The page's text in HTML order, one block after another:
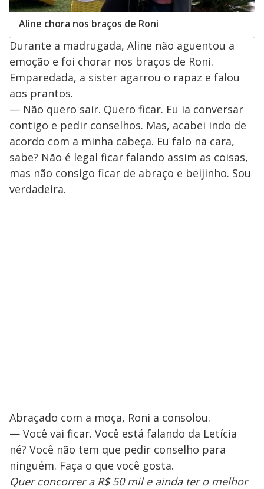
Aline chora nos braços de Roni
Durante a madrugada, Aline não aguentou a
emoção e foi chorar nos braços de Roni.
Emparedada, a sister agarrou o rapaz e falou
aos prantos.
— Não quero sair. Quero ficar. Eu ia conversar
contigo e pedir conselhos. Mas, acabei indo de
acordo com a minha cabeça. Eu falo na cara,
sabe? Não é legal ficar falando assim as coisas,
mas não consigo ficar de abraço e beijinho. Sou
verdadeira.
Abraçado com a moça, Roni a consolou.
— Você vai ficar. Você está falando da Letícia
né? Você não tem que pedir conselho para
ninguém. Faça o que você gosta.
Quer concorrer a R$ 50 mil e ainda ter o melhor